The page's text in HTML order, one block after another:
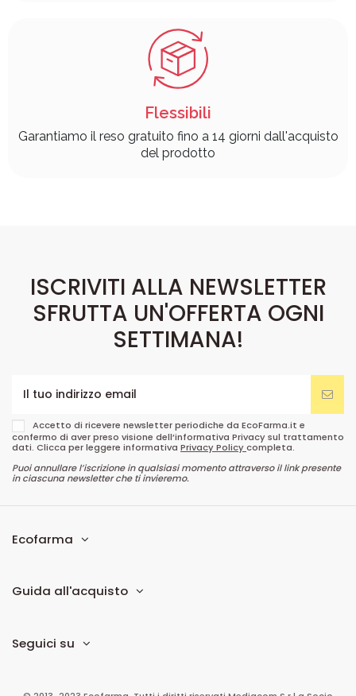
Flessibili
Garantiamo il reso gratuito fino a 14 giorni dall'acquisto
del prodotto
ISCRIVITI ALLA NEWSLETTER
SFRUTTA UN'OFFERTA OGNI
SETTIMANA!
Accetto di ricevere newsletter periodiche da EcoFarma.it e
confermo di aver preso visione dell’informativa Privacy sul trattamento
dati. Clicca per leggere informativa Privacy Policycompleta.
Puoi annullare l’iscrizione in qualsiasi momento attraverso il link presente
in ciascuna newsletter che ti invieremo.
Ecofarma
Guida all'acquisto
Seguici su